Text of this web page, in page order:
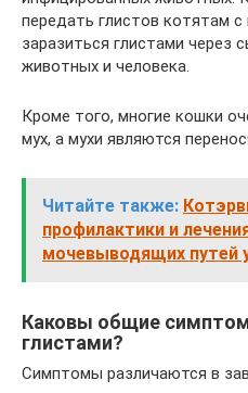
передать глистов котятам
заразиться глистами через
животных и человека.
Кроме того, многие кошки
мух, а мухи являются
Читайте также:
профилактики и
мочевыводящих путей
Каковы общие
глистами?
Симптомы различаются в